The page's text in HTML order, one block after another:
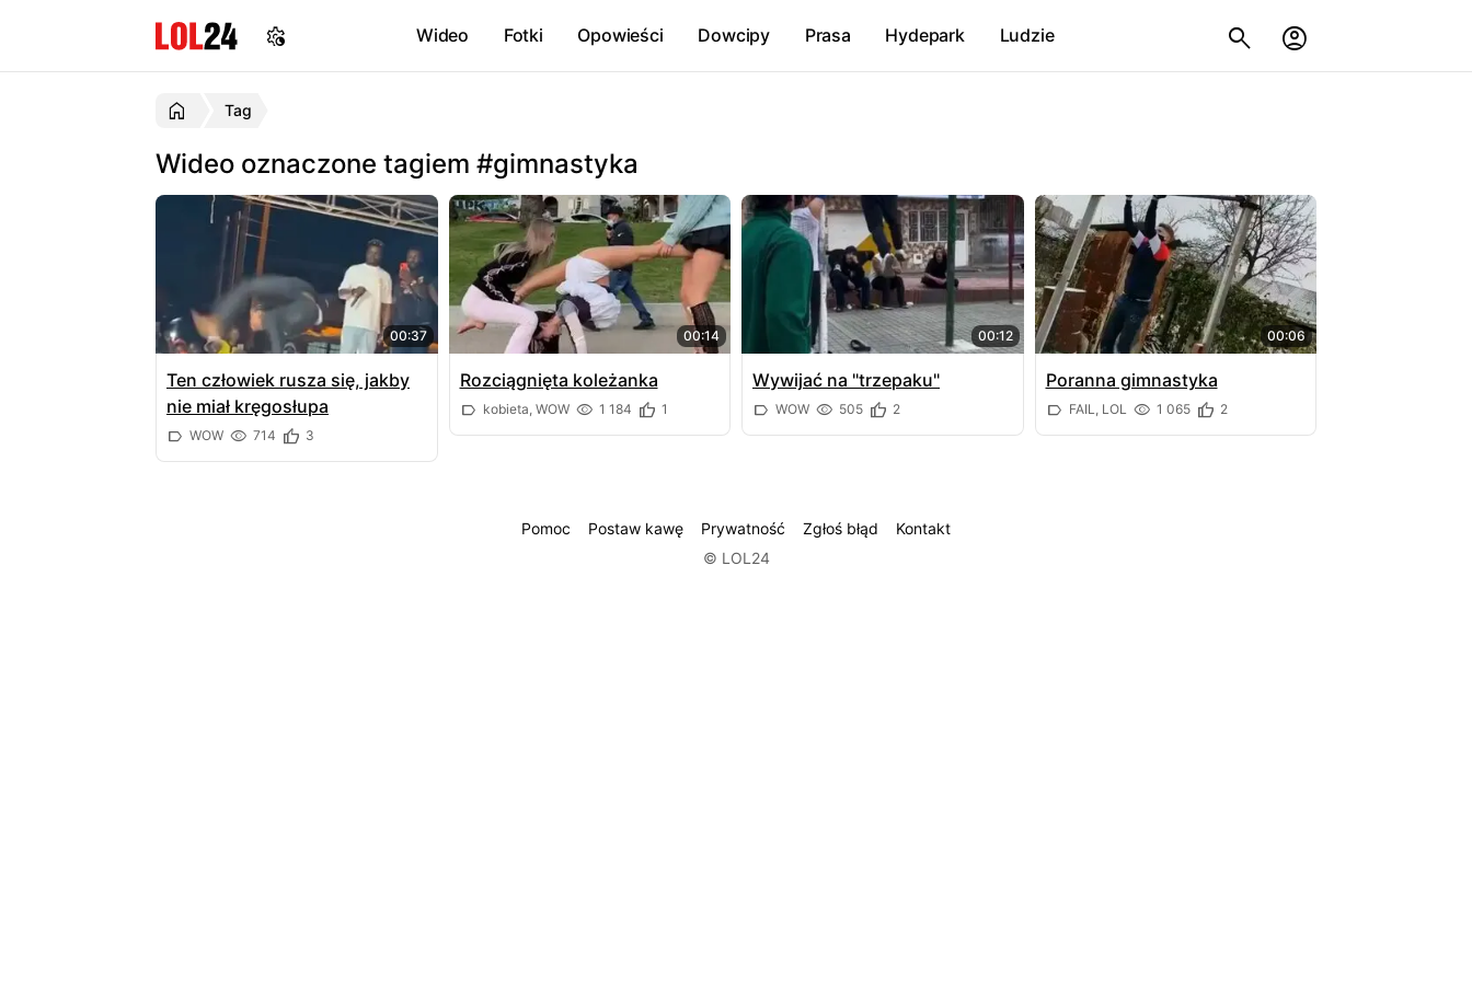
Wideo Fotki Opowieści Dowcipy Prasa Hydepark Ludzie
Tag
Wideo oznaczone tagiem #gimnastyka
00:37
Ten człowiek rusza się, jakby
nie miał kręgosłupa
WOW 714 3
00:14
Rozciągnięta koleżanka
kobieta, WOW 1 184 1
00:12
Wywijać na "trzepaku"
WOW 505 2
00:06
Poranna gimnastyka
FAIL, LOL 1 065 2
Pomoc Postaw kawę Prywatność Zgłoś błąd
Kontakt
© LOL24